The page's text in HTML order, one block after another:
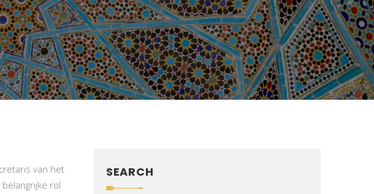
van het
rol
SEARCH